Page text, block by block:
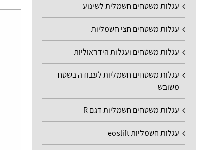
עגלות משטחים חשמלית לשינוע
עגלות משטחים חצי חשמליות
עגלות משטחים ועגלות הידראוליות
עגלות משטחים חשמליות לעבודה בשטח
משובש
עגלות משטחים חשמליות דגם R
עגלות חשמליות eoslift